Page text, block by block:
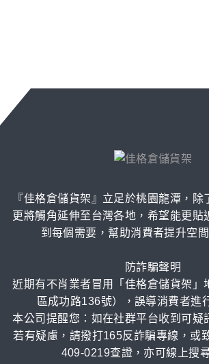
『佳格倉儲貨架』立足於桃園龍潭，除
更將觸角延伸至台灣各地，希望能更貼
到每個需要，幫助消費者提升空
防詐騙聲明
近期有不肖業者冒用「佳格倉儲貨架」
區成功路136號），誤導消費者進
本公司提醒您：如在社群平台收到可疑
若有疑慮，請撥打165反詐騙專線，或
409-0219查證，亦可線上搜